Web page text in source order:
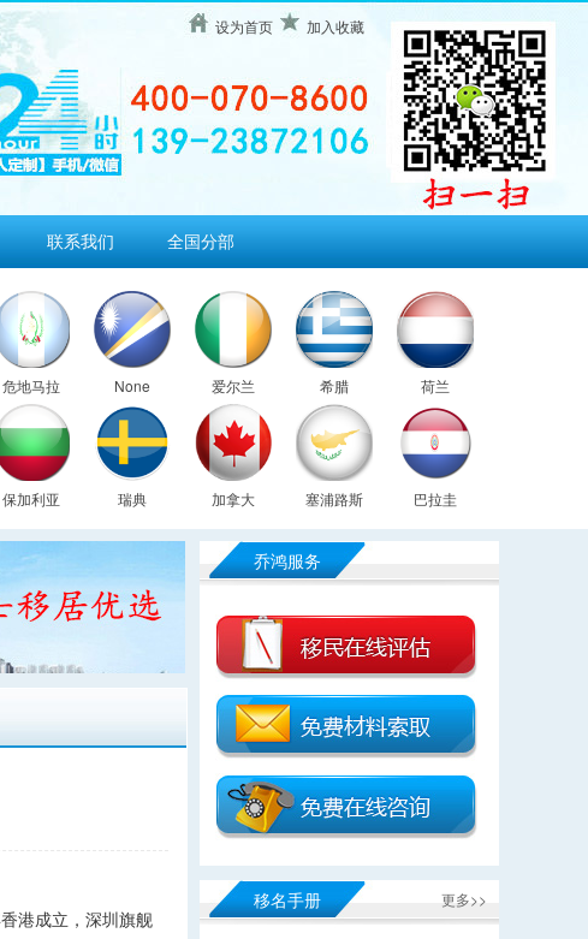
设为首页 加入收藏
联系我们 全国分部
危地马拉 None 爱尔兰 希腊 荷兰
保加利亚 瑞典 加拿大 塞浦路斯 巴拉圭
港成立，深圳旗舰
乔鸿服务
更多>>
移名手册